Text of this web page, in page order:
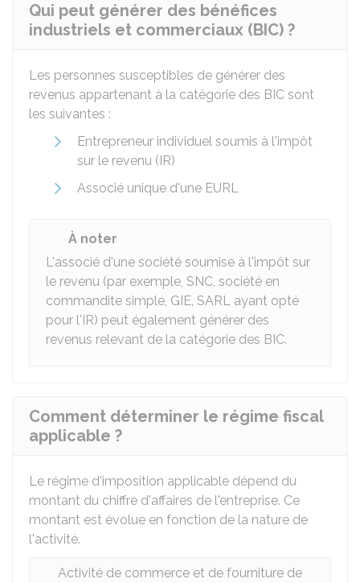
Qui peut générer des bénéfices
industriels et commerciaux (BIC) ?
Les personnes susceptibles de générer des
revenus appartenant à la catégorie des BIC sont
les suivantes :
Entrepreneur individuel soumis à l'impôt
sur le revenu (IR)
Associé unique d'une EURL
À noter
L'associé d'une société soumise à l'impôt sur
le revenu (par exemple, SNC, société en
commandite simple, GIE, SARL ayant opté
pour l'IR) peut également générer des
revenus relevant de la catégorie des BIC.
Comment déterminer le régime fiscal
applicable ?
Le régime d'imposition applicable dépend du
montant du chiffre d'affaires de l'entreprise. Ce
montant est évolue en fonction de la nature de
l'activité.
Activité de commerce et de fourniture de